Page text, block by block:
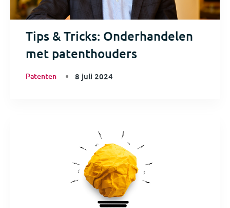
Tips & Tricks: Onderhandelen
met patenthouders
Patenten 8 juli 2024